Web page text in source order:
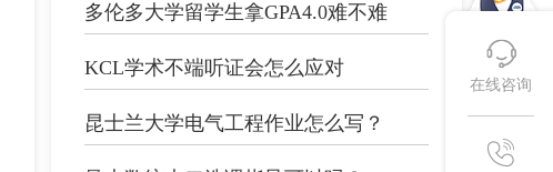
多伦多大学留学生拿GPA4.0难不难
KCL学术不端听证会怎么应对
昆士兰大学电气工程作业怎么写？
在线咨询